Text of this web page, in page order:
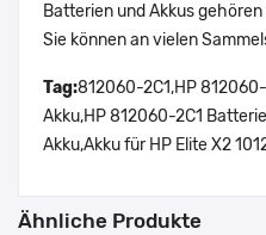
Batterien und Akkus
Sie können an vielen
Tag:812060-2C1,HP
Akku,HP 812060-2C1
Akku,Akku für HP Elite X2
Ähnliche Produkte